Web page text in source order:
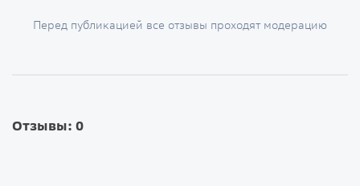
Перед публикацией все отзывы проходят модерацию
Отзывы: 0